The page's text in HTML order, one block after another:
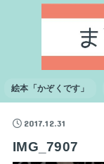
絵本「かぞくです」
2017.12.31
IMG_7907